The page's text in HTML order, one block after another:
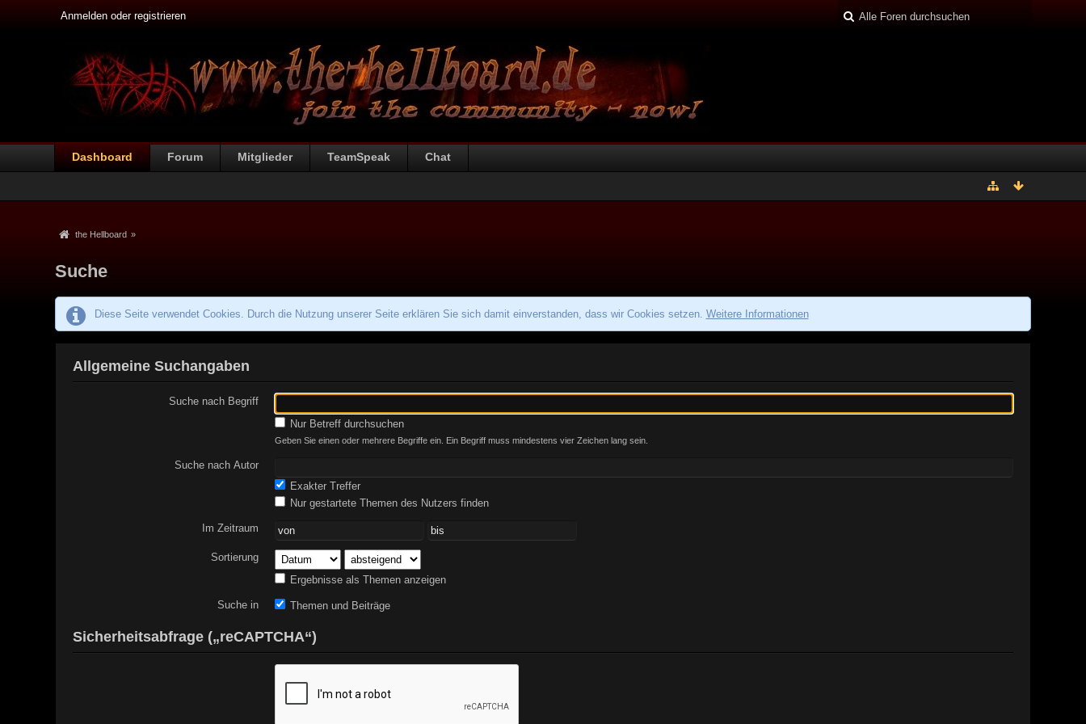
Anmelden oder registrieren
Dashboard Forum Mitglieder TeamSpeak Chat
the Hellboard »
Suche
Diese Seite verwendet Cookies. Durch die Nutzung unserer Seite erklären Sie sich damit einverstanden, dass wir Cookies setzen. Weitere Informationen
Allgemeine Suchangaben
Suche nach Begriff
Nur Betreff durchsuchen
Geben Sie einen oder mehrere Begriffe ein. Ein Begriff muss mindestens vier Zeichen lang sein.
Suche nach Autor
Exakter Treffer
Nur gestartete Themen des Nutzers finden
Im Zeitraum
Sortierung
Ergebnisse als Themen anzeigen
Suche in Themen und Beiträge
Sicherheitsabfrage („reCAPTCHA“)